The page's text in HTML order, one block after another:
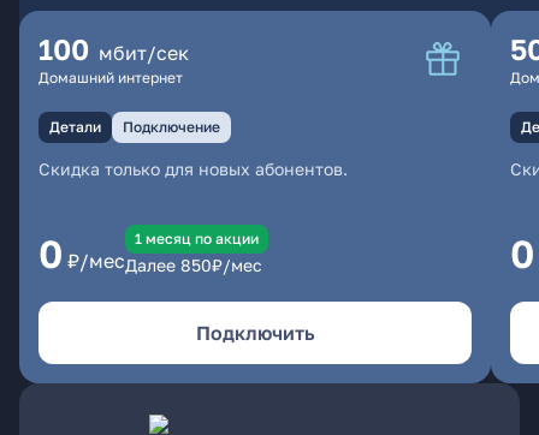
100 мбит/сек
Домашний интернет
Детали Подключение
Скидка только для новых абонентов.
0 ₽/мес
1 месяц по акции
Далее 850₽/мес
Подключить
0